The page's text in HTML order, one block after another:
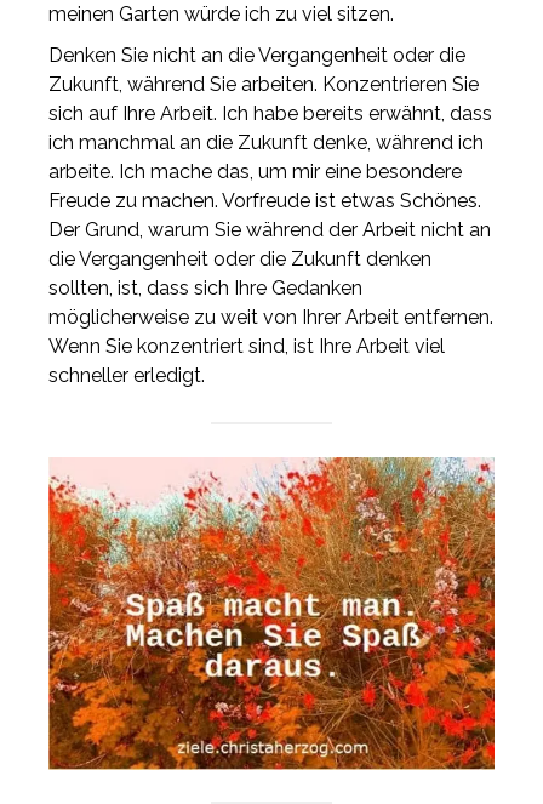
meinen Garten würde ich zu viel sitzen.
Denken Sie nicht an die Vergangenheit oder die
Zukunft, während Sie arbeiten. Konzentrieren Sie
sich auf Ihre Arbeit. Ich habe bereits erwähnt, dass
ich manchmal an die Zukunft denke, während ich
arbeite. Ich mache das, um mir eine besondere
Freude zu machen. Vorfreude ist etwas Schönes.
Der Grund, warum Sie während der Arbeit nicht an
die Vergangenheit oder die Zukunft denken
sollten, ist, dass sich Ihre Gedanken
möglicherweise zu weit von Ihrer Arbeit entfernen.
Wenn Sie konzentriert sind, ist Ihre Arbeit viel
schneller erledigt.